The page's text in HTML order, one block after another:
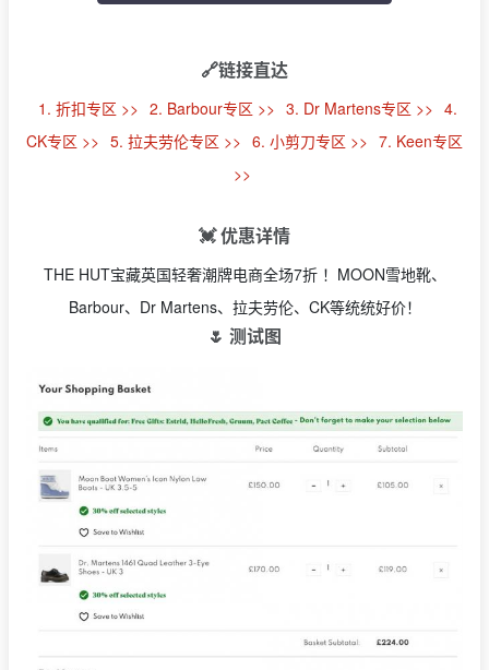
🔗链接直达
1. 折扣专区 >> 2. Barbour专区 >> 3. Dr Martens专区 >> 4.
CK专区 >> 5. 拉夫劳伦专区 >> 6. 小剪刀专区 >> 7. Keen专区
>>
💓 优惠详情
THE HUT宝藏英国轻奢潮牌电商全场7折 ！MOON雪地靴、
Barbour、Dr Martens、拉夫劳伦、CK等统统好价！
🌷 测试图